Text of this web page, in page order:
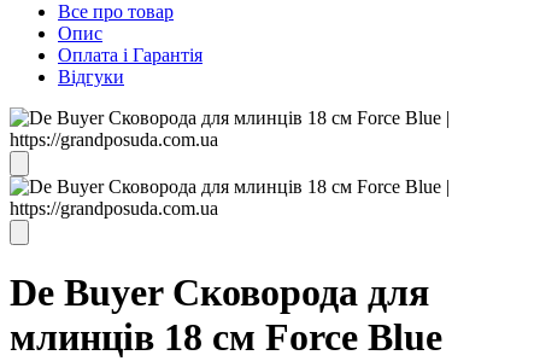
Все про товар
Опис
Оплата і Гарантія
Відгуки
De Buyer Сковорода для
млинців 18 см Force Blue